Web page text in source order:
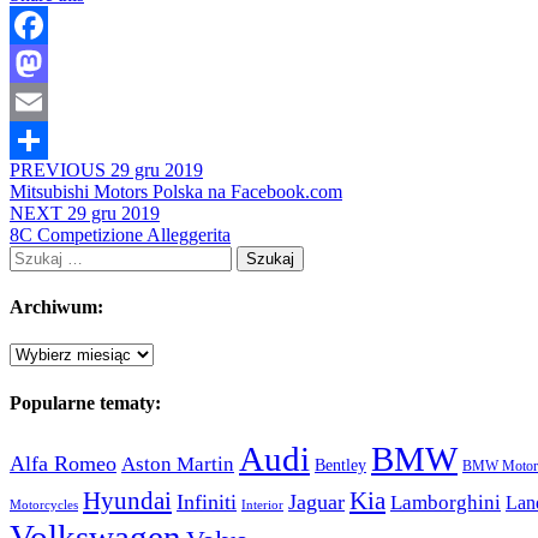
Facebook
Mastodon
Email
Share
PREVIOUS 29 gru 2019
Mitsubishi Motors Polska na Facebook.com
NEXT 29 gru 2019
8C Competizione Alleggerita
Szukaj:
Archiwum:
Archiwum:
Popularne tematy:
Alfa Romeo Aston Martin Audi Bentley BMW BMW
Motorcycles Hyundai Infiniti Interior Jaguar Kia Lamborghini